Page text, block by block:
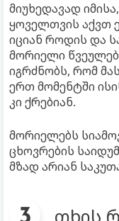
მიუხედავად
ყოველთვის აქვთ
იციან როდის და
მორიელი
იგრძნობს, რომ
ერთ მომენტში
კი ქრებიან.
მორიელებს
ცხოვრების
მზად არიან
თხის